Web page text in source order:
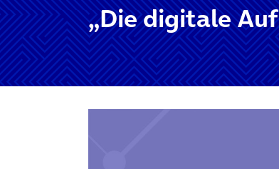
„Die digitale